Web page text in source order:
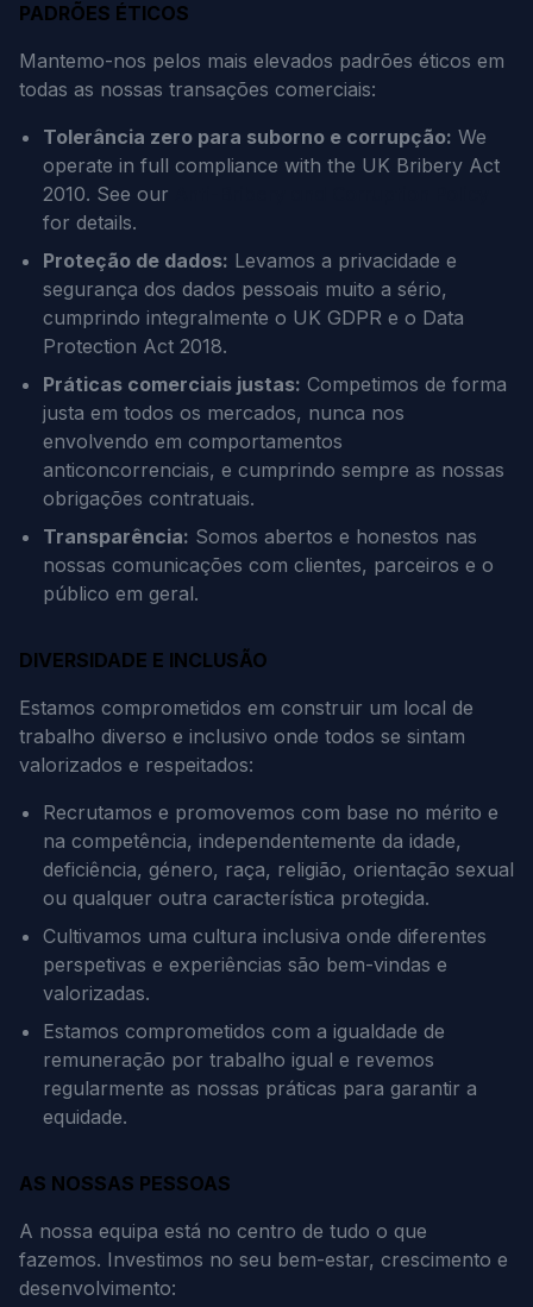
PADRÕES ÉTICOS
Mantemo-nos pelos mais elevados padrões éticos em
todas as nossas transações comerciais:
Tolerância zero para suborno e corrupção: We
operate in full compliance with the UK Bribery Act
2010. See our
for details.
Proteção de dados: Levamos a privacidade e
segurança dos dados pessoais muito a sério,
cumprindo integralmente o UK GDPR e o Data
Protection Act 2018.
Práticas comerciais justas: Competimos de forma
justa em todos os mercados, nunca nos
envolvendo em comportamentos
anticoncorrenciais, e cumprindo sempre as nossas
obrigações contratuais.
Transparência: Somos abertos e honestos nas
nossas comunicações com clientes, parceiros e o
público em geral.
DIVERSIDADE E INCLUSÃO
Estamos comprometidos em construir um local de
trabalho diverso e inclusivo onde todos se sintam
valorizados e respeitados:
Recrutamos e promovemos com base no mérito e
na competência, independentemente da idade,
deficiência, género, raça, religião, orientação sexual
ou qualquer outra característica protegida.
Cultivamos uma cultura inclusiva onde diferentes
perspetivas e experiências são bem-vindas e
valorizadas.
Estamos comprometidos com a igualdade de
remuneração por trabalho igual e revemos
regularmente as nossas práticas para garantir a
equidade.
AS NOSSAS PESSOAS
A nossa equipa está no centro de tudo o que
fazemos. Investimos no seu bem-estar, crescimento e
desenvolvimento: